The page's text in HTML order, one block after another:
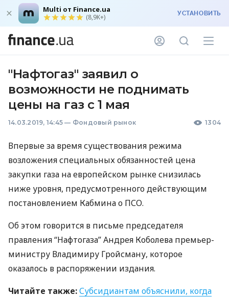
Multi от Finance.ua
(8,9K+) УСТАНОВИТЬ
"Нафтогаз" заявил о
возможности не поднимать
цены на газ с 1 мая
14.03.2019, 14:45 — Фондовый рынок 1304
Впервые за время существования режима
возложения специальных обязанностей цена
закупки газа на европейском рынке снизилась
ниже уровня, предусмотренного действующим
постановлением Кабмина о ПСО.
Об этом говорится в письме председателя
правления “Нафтогаза” Андрея Коболева премьер-
министру Владимиру Гройсману, которое
оказалось в распоряжении издания.
Читайте также:Субсидиантам объяснили, когда